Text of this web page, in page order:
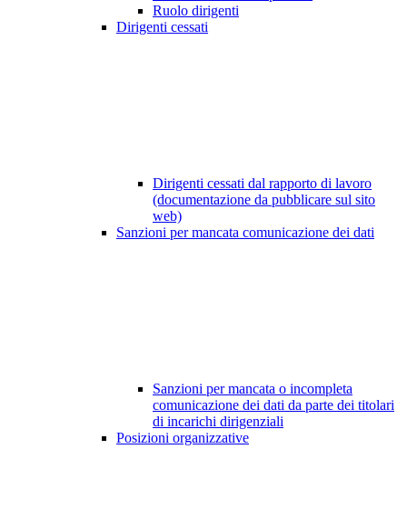
Ruolo dirigenti
Dirigenti cessati
Dirigenti cessati dal rapporto di lavoro
(documentazione da pubblicare sul sito
web)
Sanzioni per mancata comunicazione dei dati
Sanzioni per mancata o incompleta
comunicazione dei dati da parte dei titolari
di incarichi dirigenziali
Posizioni organizzative